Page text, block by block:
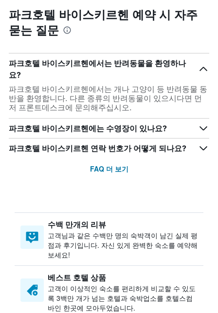
파크호텔 바이스키르헨 예약 시 자주
묻는 질문
파크호텔 바이스키르헨에서는 반려동물을 환영하나
요?
파크호텔 바이스키르헨에서는 개나 고양이 등 반려동물 동
반을 환영합니다. 다른 종류의 반려동물이 있으시다면 먼
저 프론트데스크에 문의해주십시오.
파크호텔 바이스키르헨에는 수영장이 있나요?
파크호텔 바이스키르헨 연락 번호가 어떻게 되나요?
FAQ 더 보기
수백 만개의 리뷰
고객님과 같은 수백만 명의 숙박객이 남긴 실제 평
점과 후기입니다. 자신 있게 완벽한 숙소를 예약해
보세요!
베스트 호텔 상품
고객이 이상적인 숙소를 편리하게 비교할 수 있도
록 3백만 개가 넘는 호텔과 숙박업소를 호텔스컴
바인 한곳에 모아두었습니다.